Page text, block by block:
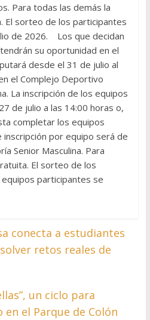
Para todas las demás la
El sorteo de los participantes
de 2026. Los que decidan
su oportunidad en el
desde el 31 de julio al
el Complejo Deportivo
La inscripción de los equipos
de julio a las 14:00 horas o,
completar los equipos
inscripción por equipo será de
Senior Masculina. Para
El sorteo de los
participantes se
conecta a estudiantes
retos reales de
un ciclo para
el Parque de Colón